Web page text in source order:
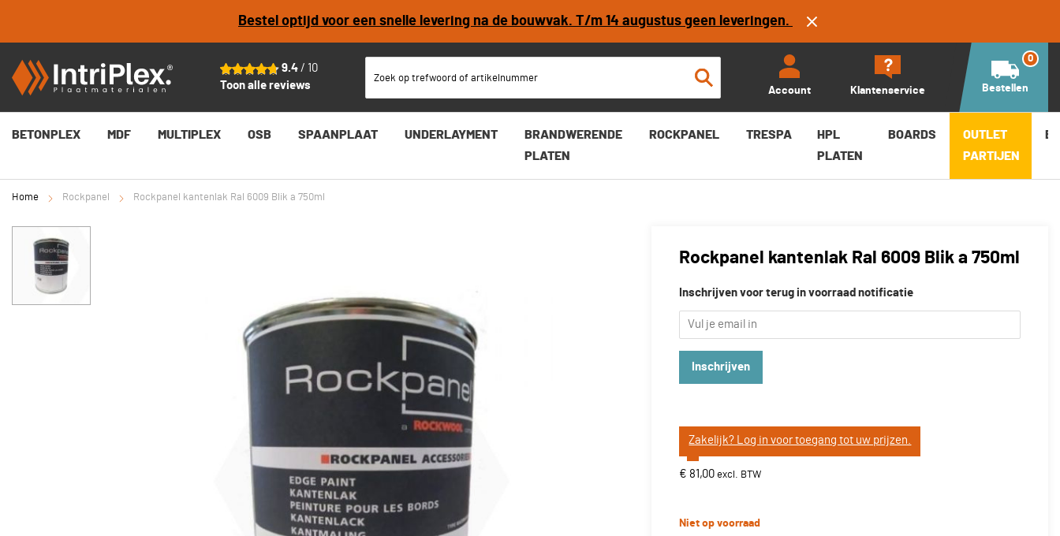
Bestel optijd voor een snelle levering na de bouwvak. T/m 14 augustus geen leveringen.
Account Klantenservice
9.4/ 10
Toon alle reviews
Bestellen
0
BETONPLEX MDF MULTIPLEX OSB SPAANPLAAT UNDERLAYMENT
BRANDWERENDE
PLATEN
ROCKPANEL TRESPA
HPL
PLATEN
BOARDS
OUTLET
PARTIJEN
Home Rockpanel Rockpanel kantenlak Ral 6009 Blik a 750ml
Rockpanel kantenlak Ral 6009 Blik a 750ml
Inschrijven voor terug in voorraad notificatie
Inschrijven
Zakelijk? Log in voor toegang tot uw prijzen.
€ 81,00
Niet op voorraad